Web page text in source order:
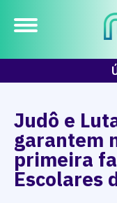
Judô e
garantem
primeira
Escolares